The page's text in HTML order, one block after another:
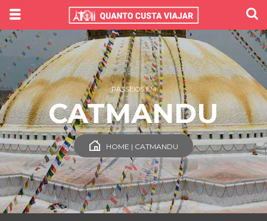
PASSEIOS EM
CATMANDU
HOME | CATMANDU